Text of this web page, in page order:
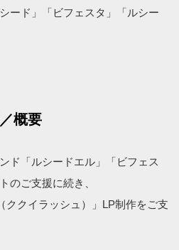
ード」「ビフェスタ」「ルシー
概要
ド「ルシードエル」「ビフェス
のご支援に続き、
ククイラッシュ）」LP制作をご支